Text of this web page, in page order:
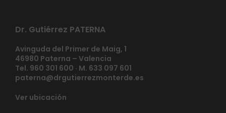
Dr. Gutiérrez PATERNA
Avinguda del Primer de Maig, 1
46980 Paterna – Valencia
Tel. 960 301 600 · M. 633 097 601
paterna@drgutierrezmonterde.es
Ver ubicación